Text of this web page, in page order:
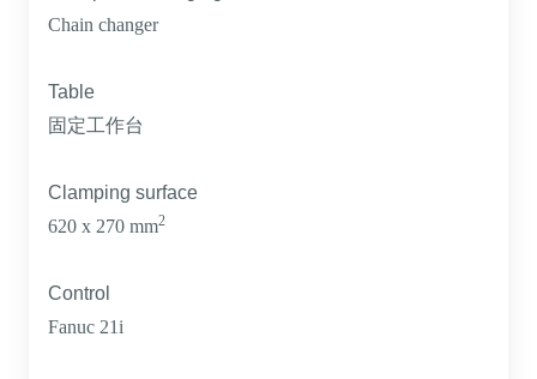
Chain changer
Table
固定工作台
Clamping surface
620 x 270 mm2
Control
Fanuc 21i